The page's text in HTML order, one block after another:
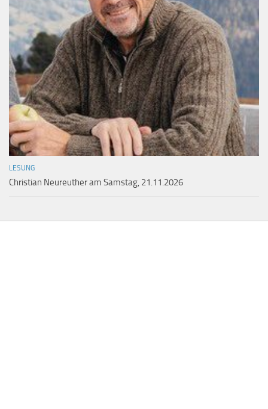
LESUNG
Christian Neureuther am Samstag, 21.11.2026